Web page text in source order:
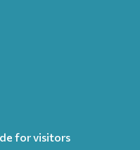
for visitors